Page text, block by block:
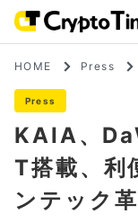
HOME Press
Press
KAIA、
T搭載、利
ンテック革